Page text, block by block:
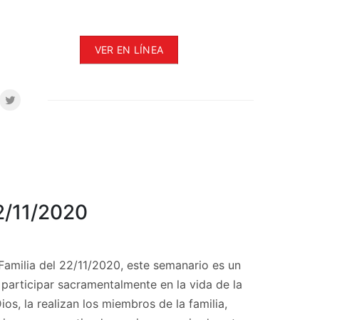
VER EN LÍNEA
11/2020
del 22/11/2020, este semanario es un
sacramentalmente en la vida de la
la realizan los miembros de la familia,